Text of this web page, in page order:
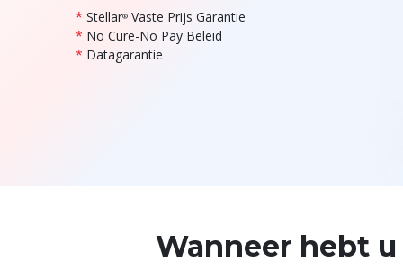
* Stellar®Vaste Prijs Garantie
* No Cure-No Pay Beleid
* Datagarantie
Wanneer hebt u